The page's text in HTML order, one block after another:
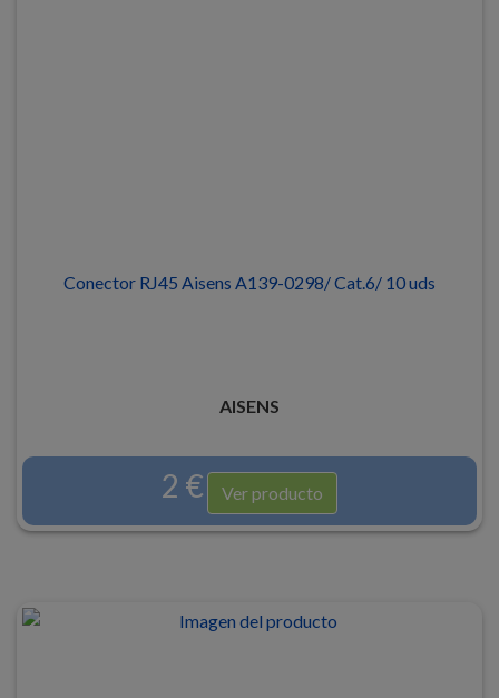
Conector RJ45 Aisens A139-0298/ Cat.6/ 10 uds
AISENS
2 € Ver producto